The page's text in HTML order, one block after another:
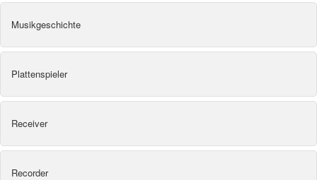
Musikgeschichte
Plattenspieler
Receiver
Recorder